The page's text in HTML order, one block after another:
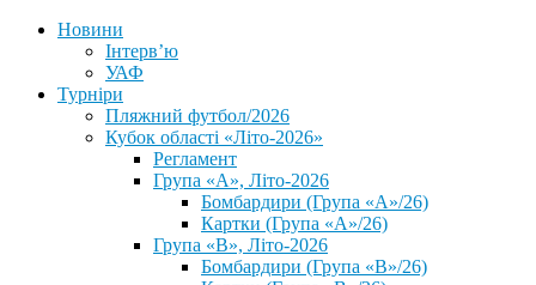
Новини
Інтерв’ю
УАФ
Турніри
Пляжний футбол/2026
Кубок області «Літо-2026»
Регламент
Група «А», Літо-2026
Бомбардири (Група «А»/26)
Картки (Група «А»/26)
Група «В», Літо-2026
Бомбардири (Група «В»/26)